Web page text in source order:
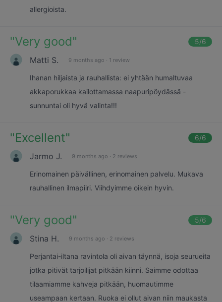
allergioista.
"Very good" 5/6
Matti S. 9 months ago · 1 review
Ihanan hiljaista ja rauhallista: ei yhtään humaltuvaa
akkaporukkaa kailottamassa naapuripöydässä -
sunnuntai oli hyvä valinta!!!
"Excellent" 6/6
Jarmo J. 9 months ago · 2 reviews
Erinomainen päivällinen, erinomainen palvelu. Mukava
rauhallinen ilmapiiri. Viihdyimme oikein hyvin.
"Very good" 5/6
Stina H. 9 months ago · 2 reviews
Perjantai-iltana ravintola oli aivan täynnä, isoja seurueita
jotka pitivät tarjoilijat pitkään kiinni. Saimme odottaa
tilaamiamme kahveja pitkään, huomautimme
useampaan kertaan. Ruoka ei ollut aivan niin maukasta